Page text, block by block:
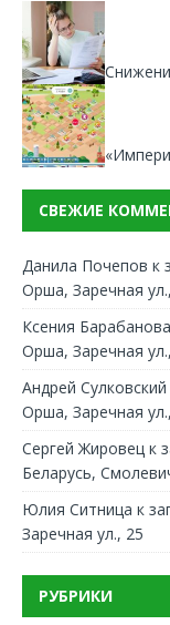
СВЕЖИЕ
Данила Почепов к
Орша, Заречная
Ксения Барабанова
Орша, Заречная
Андрей Сулковский
Орша, Заречная
Сергей Жировец к
Беларусь,
Юлия Ситница к
Заречная ул., 25
РУБРИКИ